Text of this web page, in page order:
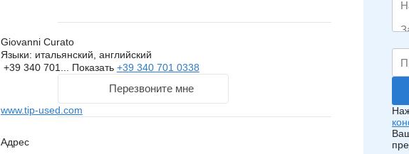
Giovanni Curato
Языки: итальянский, английский
+39 340 701... Показать +39 340 701 0338
Перезвоните мне
www.tip-used.com
Адрес